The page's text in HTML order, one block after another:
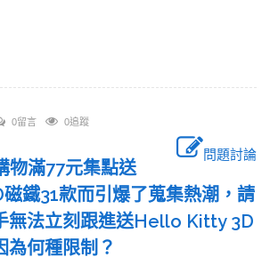
0留言 0追蹤
問題討論
物滿77元集點送
鐵31款而引爆了蒐集熱潮，請
無法立刻跟進送Hello Kitty 3D
為何種限制？